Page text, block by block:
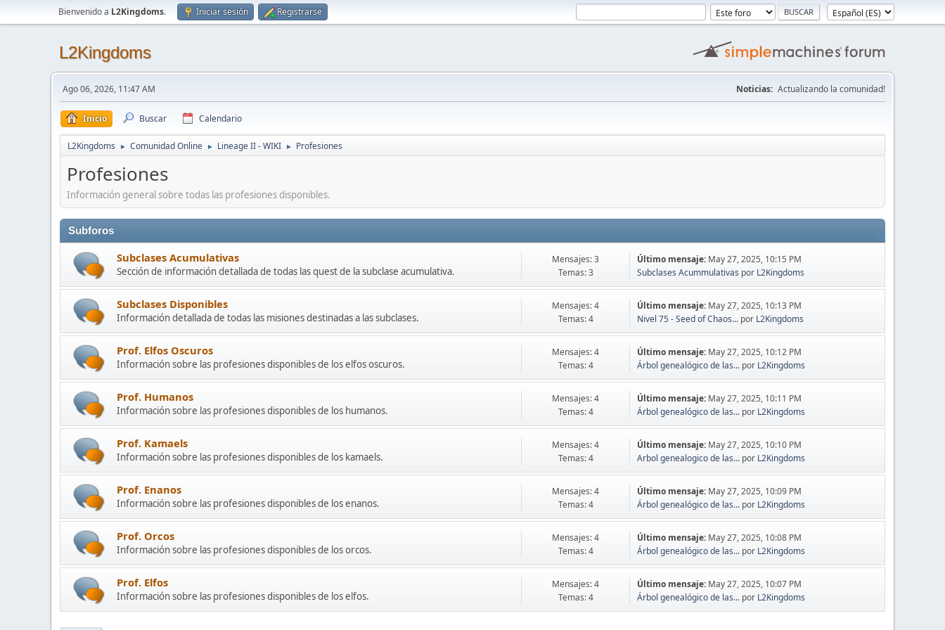
Bienvenido a L2Kingdoms. Iniciar sesión Registrarse
L2Kingdoms
Ago 06, 2026, 11:47 AM Noticias: Actualizando la comunidad!
Inicio Buscar Calendario
L2Kingdoms ► Comunidad Online ► Lineage II - WIKI ► Profesiones
Profesiones
Información general sobre todas las profesiones disponibles.
Subforos
Subclases Acumulativas
Sección de información detallada de todas las quest de la subclase acumulativa.
Mensajes: 3
Temas: 3
Último mensaje: May 27, 2025, 10:15 PM
Subclases Acummulativas por L2Kingdoms
Subclases Disponibles
Información detallada de todas las misiones destinadas a las subclases.
Mensajes: 4
Temas: 4
Último mensaje: May 27, 2025, 10:13 PM
Nivel 75 - Seed of Chaos... por L2Kingdoms
Prof. Elfos Oscuros
Información sobre las profesiones disponibles de los elfos oscuros.
Mensajes: 4
Temas: 4
Último mensaje: May 27, 2025, 10:12 PM
Árbol genealógico de las... por L2Kingdoms
Prof. Humanos
Información sobre las profesiones disponibles de los humanos.
Mensajes: 4
Temas: 4
Último mensaje: May 27, 2025, 10:11 PM
Árbol genealógico de las... por L2Kingdoms
Prof. Kamaels
Información sobre las profesiones disponibles de los kamaels.
Mensajes: 4
Temas: 4
Último mensaje: May 27, 2025, 10:10 PM
Arbol genealogico de las... por L2Kingdoms
Prof. Enanos
Información sobre las profesiones disponibles de los enanos.
Mensajes: 4
Temas: 4
Último mensaje: May 27, 2025, 10:09 PM
Árbol genealógico de las... por L2Kingdoms
Prof. Orcos
Información sobre las profesiones disponibles de los orcos.
Mensajes: 4
Temas: 4
Último mensaje: May 27, 2025, 10:08 PM
Árbol genealógico de las... por L2Kingdoms
Prof. Elfos
Información sobre las profesiones disponibles de los elfos.
Mensajes: 4
Temas: 4
Último mensaje: May 27, 2025, 10:07 PM
Árbol genealógico de las... por L2Kingdoms